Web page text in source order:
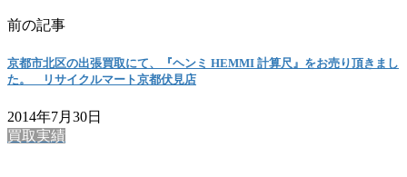
前の記事
京都市北区の出張買取にて、『ヘンミ HEMMI 計算尺』をお売り頂きまし
た。 リサイクルマート京都伏見店
2014年7月30日
買取実績